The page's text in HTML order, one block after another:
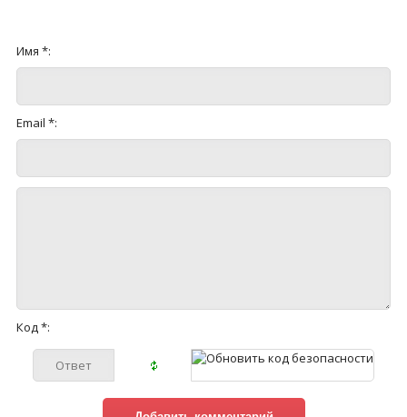
Имя *:
Email *:
Код *: